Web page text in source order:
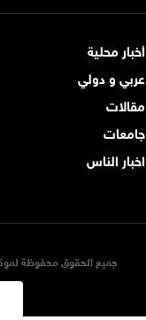
أخبار محلية
عربي و دولي
مقالات
جامعات
اخبار الناس
جميع الحقوق محفوظة لموقع